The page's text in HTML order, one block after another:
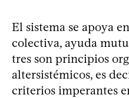
El sistema se apoya
colectiva, ayuda
tres son principios
altersistémicos, es
criterios imperantes